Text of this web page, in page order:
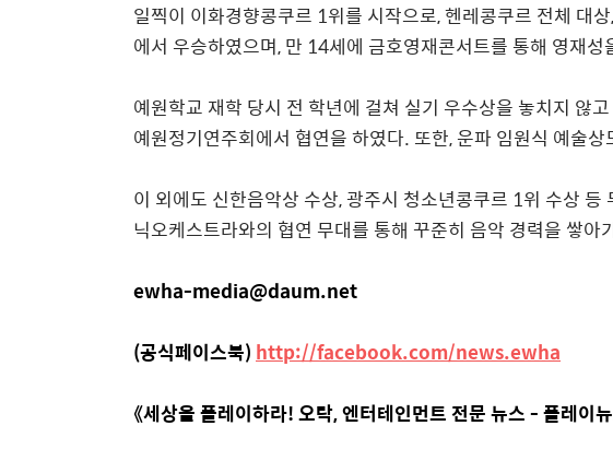
일찍이 이화경향콩쿠르 1위를 시작으로,헨레콩쿠르 전체 대상,
에서 우승하였으며,만 14세에 금호영재콘서트를 통해 영재성
예원학교 재학 당시 전 학년에 걸쳐 실기 우수상을 놓치지 않
예원정기연주회에서 협연을 하였다. 또한,운파 임원식 예술
이 외에도 신한음악상 수상,광주시 청소년콩쿠르 1위 수상 등
닉오케스트라와의 협연 무대를 통해 꾸준히 음악 경력을 쌓아
ewha-media@daum.net
(공식페이스북) http://facebook.com/news.ewha
《세상을 플레이하라! 오락, 엔터테인먼트 전문 뉴스 - 플레이